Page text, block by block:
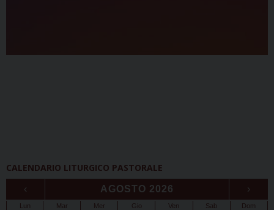
CALENDARIO LITURGICO PASTORALE
‹ AGOSTO 2026 ›
Lun Mar Mer Gio Ven Sab Dom